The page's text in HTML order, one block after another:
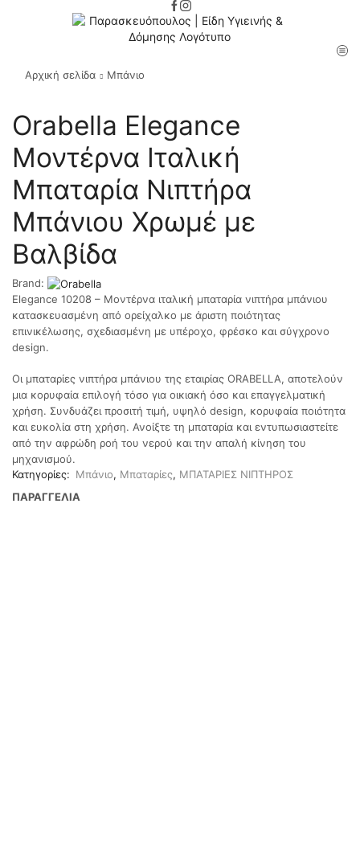
Αρχική σελίδα Μπάνιο
Orabella Elegance
Μοντέρνα Ιταλική
Μπαταρία Νιπτήρα
Μπάνιου Χρωμέ με
Βαλβίδα
Brand:
Elegance 10208 – Μοντέρνα ιταλική μπαταρία νιπτήρα μπάνιου
κατασκευασμένη από ορείχαλκο με άριστη ποιότητας
επινικέλωσης, σχεδιασμένη με υπέροχο, φρέσκο και σύγχρονο
design.
Οι μπαταρίες νιπτήρα μπάνιου της εταιρίας ORABELLA, αποτελούν
μια κορυφαία επιλογή τόσο για οικιακή όσο και επαγγελματική
χρήση. Συνδυάζει προσιτή τιμή, υψηλό design, κορυφαία ποιότητα
και ευκολία στη χρήση. Ανοίξτε τη μπαταρία και εντυπωσιαστείτε
από την αφρώδη ροή του νερού και την απαλή κίνηση του
μηχανισμού.
Κατηγορίες: Μπάνιο, Μπαταρίες, ΜΠΑΤΑΡΙΕΣ ΝΙΠΤΗΡΟΣ
ΠΑΡΑΓΓΕΛΙΑ